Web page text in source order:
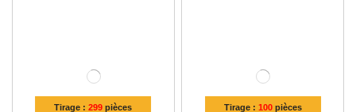
Tirage :299 pièces Tirage : 100pièces